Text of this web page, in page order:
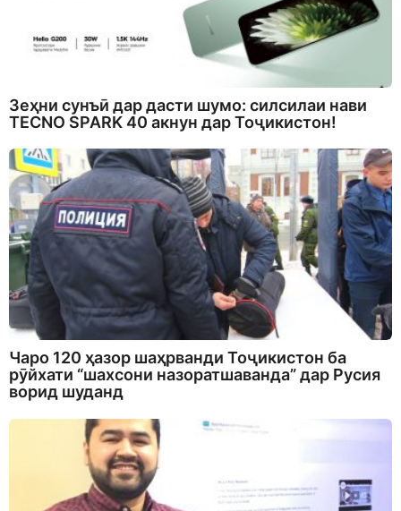
Зеҳни сунъӣ дар дасти шумо: силсилаи нави
TECNO SPARK 40 акнун дар Тоҷикистон!
Чаро 120 ҳазор шаҳрванди Тоҷикистон ба
рӯйхати “шахсони назоратшаванда” дар Русия
ворид шуданд